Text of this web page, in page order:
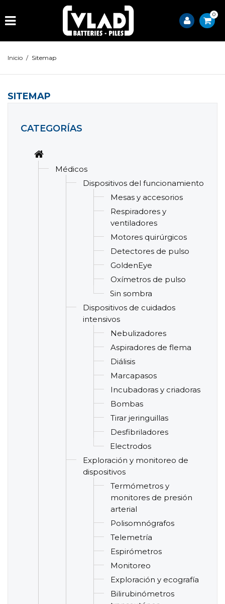
0
Inicio / Sitemap
SITEMAP
CATEGORÍAS
Médicos
Dispositivos del funcionamiento
Mesas y accesorios
Respiradores y
ventiladores
Motores quirúrgicos
Detectores de pulso
GoldenEye
Oxímetros de pulso
Sin sombra
Dispositivos de cuidados
intensivos
Nebulizadores
Aspiradores de flema
Diálisis
Marcapasos
Incubadoras y criadoras
Bombas
Tirar jeringuillas
Desfibriladores
Electrodos
Exploración y monitoreo de
dispositivos
Termómetros y
monitores de presión
arterial
Polisomnógrafos
Telemetría
Espirómetros
Monitoreo
Exploración y ecografía
Bilirubinómetros